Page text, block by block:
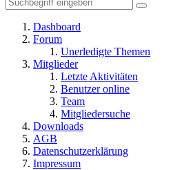
Dashboard
Forum
Unerledigte Themen
Mitglieder
Letzte Aktivitäten
Benutzer online
Team
Mitgliedersuche
Downloads
AGB
Datenschutzerklärung
Impressum